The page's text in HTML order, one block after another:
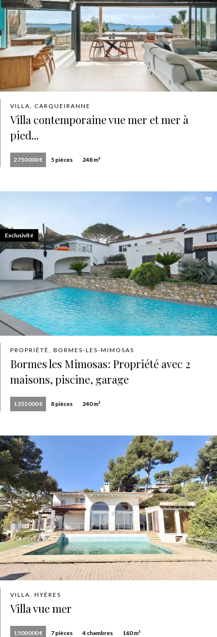
VILLA, CARQUEIRANNE
Villa contemporaine vue mer et mer à
pied...
2 750 000 € 5 pièces 248 m²
PROPRIÉTÉ, BORMES-LES-MIMOSAS
Bormes les Mimosas: Propriété avec 2
maisons, piscine, garage
1 355 000 € 8 pièces 240 m²
Exclusivité
VILLA, HYÈRES
Villa vue mer
1 500 000 € 7 pièces 4 chambres 160 m²